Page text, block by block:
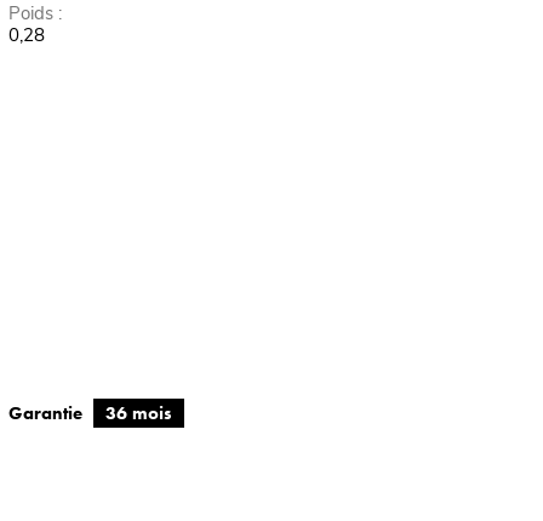
Poids :
0,28
Garantie 36 mois